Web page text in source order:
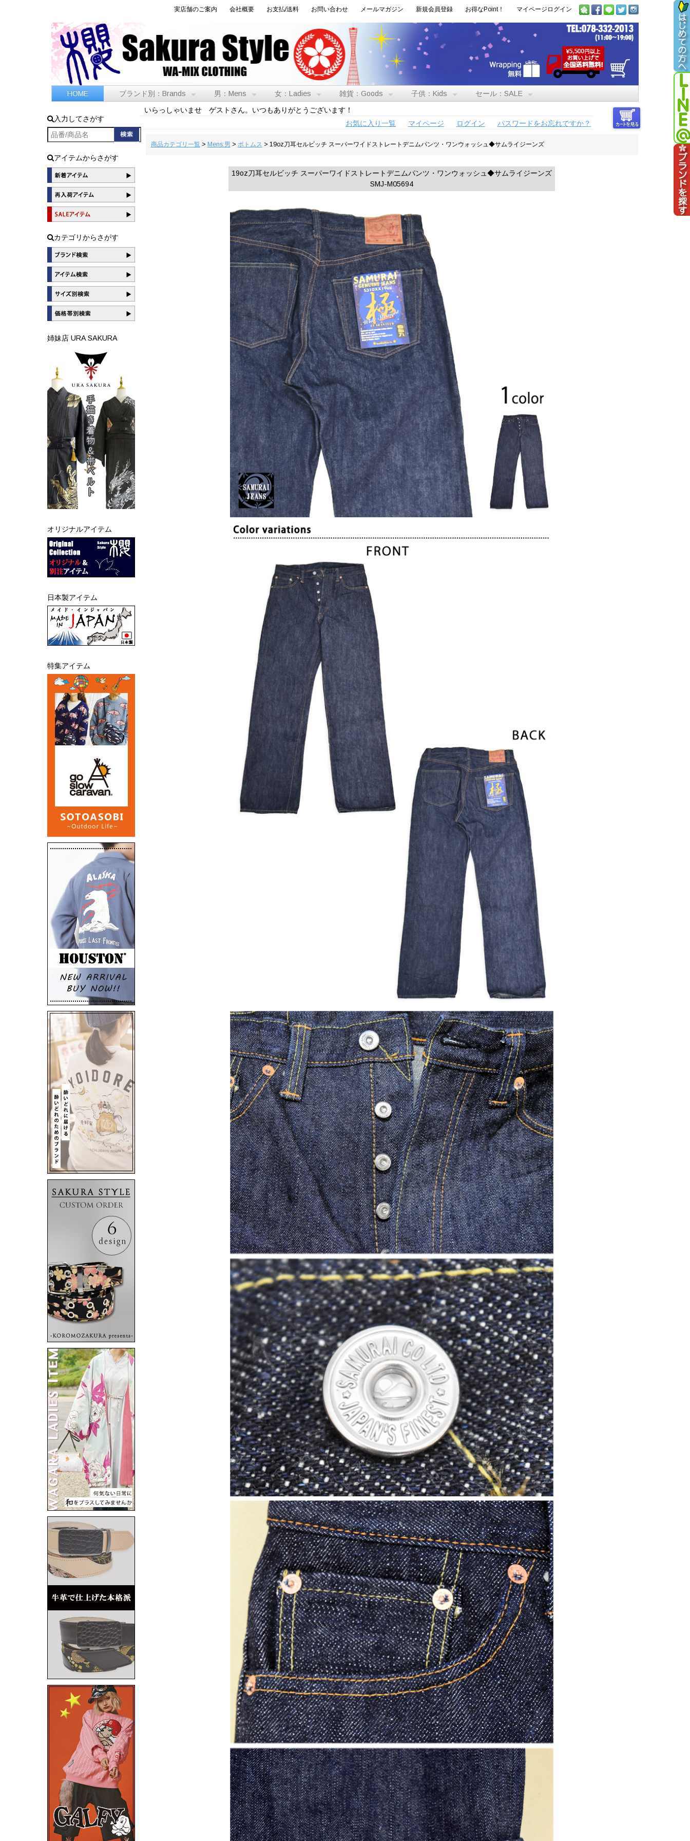
実店舗のご案内 会社概要 お支払/送料 お問い合わせ メールマガジン 新規会員登録 お得なPoint！ マイページログイン
HOME ブランド別：Brands 男：Mens 女：Ladies 雑貨：Goods 子供：Kids セール：SALE
入力してさがす
アイテムからさがす
カテゴリからさがす
姉妹店 URA SAKURA
オリジナルアイテム
日本製アイテム
特集アイテム
いらっしゃいませ ゲストさん。いつもありがとうございます！
お気に入り一覧
マイページ ログイン パスワードをお忘れですか？
商品カテゴリ一覧> Mens:男 > ボトムス > 19oz刀耳セルビッチ スーパーワイドストレートデニムパンツ・ワンウォッシュ◆サムライジーンズ
19oz刀耳セルビッチ スーパーワイドストレートデニムパンツ・ワンウォッシュ◆サムライジーンズ
SMJ-M05694